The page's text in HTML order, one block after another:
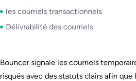
les courriels transactionnels
Délivrabilité des courriels
Bouncer signale les courriels
risqués avec des statuts clairs afin que